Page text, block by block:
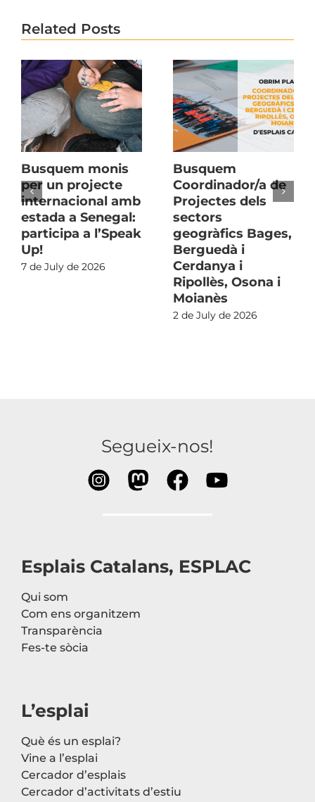
Related Posts
Busquem monis
per un projecte
internacional amb
estada a Senegal:
participa a l’Speak
Up!
7 de July de 2026
Busquem
Coordinador/a de
Projectes dels
sectors
geogràfics Bages,
Berguedà i
Cerdanya i
Ripollès, Osona i
Moianès
2 de July de 2026
Segueix-nos!
Esplais Catalans, ESPLAC
Qui som
Com ens organitzem
Transparència
Fes-te sòcia
L’esplai
Què és un esplai?
Vine a l’esplai
Cercador d’esplais
Cercador d’activitats d’estiu